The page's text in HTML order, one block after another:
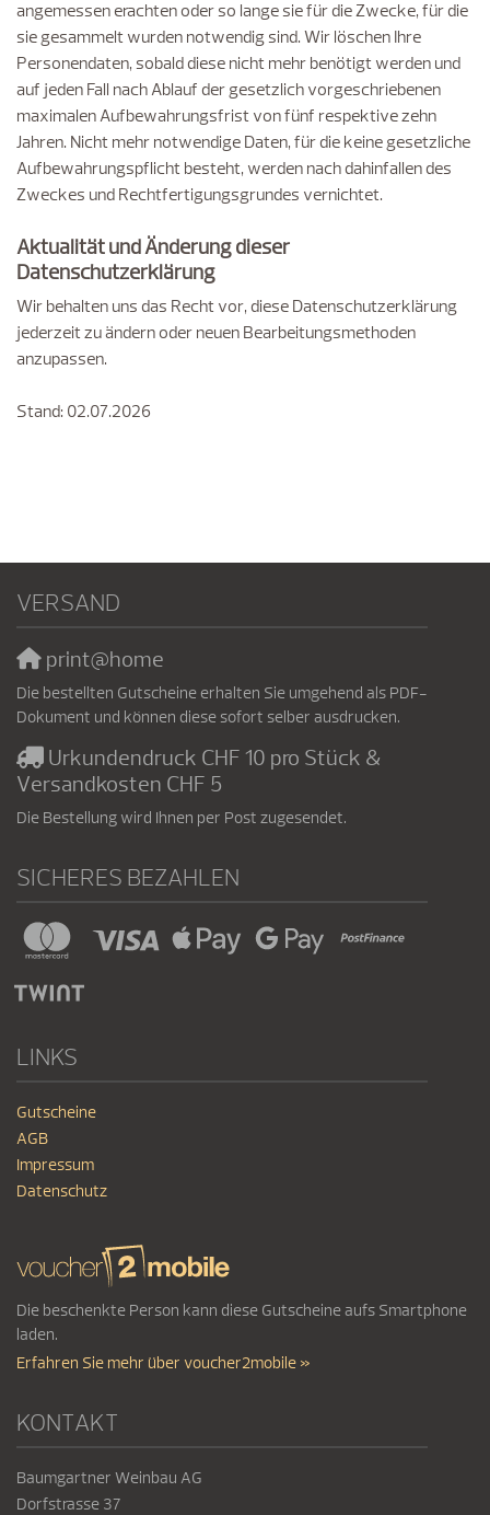
angemessen erachten oder so lange sie für die Zwecke, für die
sie gesammelt wurden notwendig sind. Wir löschen Ihre
Personendaten, sobald diese nicht mehr benötigt werden und
auf jeden Fall nach Ablauf der gesetzlich vorgeschriebenen
maximalen Aufbewahrungsfrist von fünf respektive zehn
Jahren. Nicht mehr notwendige Daten, für die keine gesetzliche
Aufbewahrungspflicht besteht, werden nach dahinfallen des
Zweckes und Rechtfertigungsgrundes vernichtet.
Aktualität und Änderung dieser
Datenschutzerklärung
Wir behalten uns das Recht vor, diese Datenschutzerklärung
jederzeit zu ändern oder neuen Bearbeitungsmethoden
anzupassen.
Stand: 02.07.2026
VERSAND
print@home
Die bestellten Gutscheine erhalten Sie umgehend als PDF-
Dokument und können diese sofort selber ausdrucken.
Urkundendruck CHF 10 pro Stück &
Versandkosten CHF 5
Die Bestellung wird Ihnen per Post zugesendet.
SICHERES BEZAHLEN
LINKS
Gutscheine
AGB
Impressum
Datenschutz
Die beschenkte Person kann diese Gutscheine aufs Smartphone
laden.
Erfahren Sie mehr über voucher2mobile »
KONTAKT
Baumgartner Weinbau AG
Dorfstrasse 37